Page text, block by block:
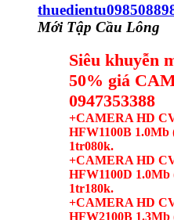
Mới Tập Cầu Lông
Siêu khuyễn
50% giá
0947353388
+CAMERA HD
HFW1100B 1.0Mb
1tr080k.
+CAMERA HD
HFW1100D
1tr180k.
+CAMERA HD
HFW2100B 1.3Mb